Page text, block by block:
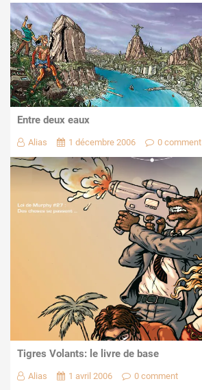
Entre deux eaux
Alias 1 décembre 2006 0 comment
Tigres Volants: le livre de base
Alias 1 avril 2006 0 comment